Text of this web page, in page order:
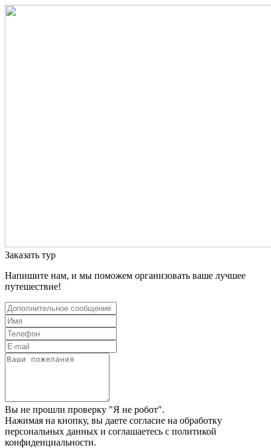
Заказать тур
Напишите нам, и мы поможем организовать ваше лучшее
путешествие!
Вы не прошли проверку "Я не робот".
Нажимая на кнопку, вы даете согласие на обработку
персональных данных и соглашаетесь c политикой
конфиденциальности.